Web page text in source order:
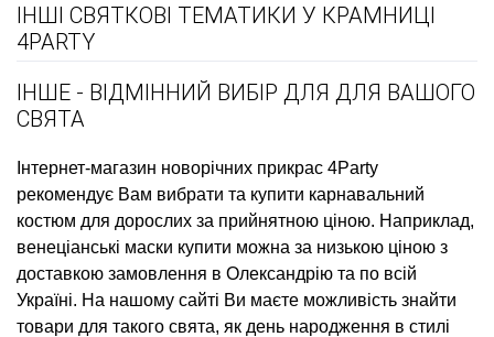
ІНШІ СВЯТКОВІ ТЕМАТИКИ У КРАМНИЦІ
4PARTY
ІНШЕ - ВІДМІННИЙ ВИБІР ДЛЯ ДЛЯ ВАШОГО
СВЯТА
Інтернет-магазин новорічних прикрас 4Party
рекомендує Вам вибрати та купити карнавальний
костюм для дорослих за прийнятною ціною. Наприклад,
венеціанські маски купити можна за низькою ціною з
доставкою замовлення в Олександрію та по всій
Україні. На нашому сайті Ви маєте можливість знайти
товари для такого свята, як день народження в стилі